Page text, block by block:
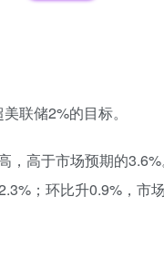
联储2%的目标。
高于市场预期的
；环比升0.9%，市场